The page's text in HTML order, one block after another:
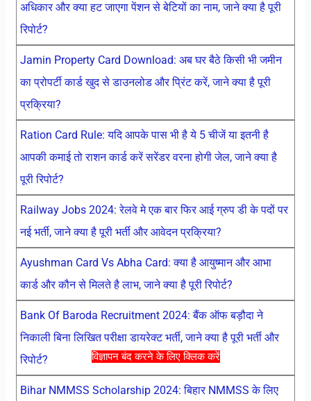
विज्ञापन बंद करने के लिए क्लिक करें
अधिकार और क्या हट जाएगा पेंशन से बेटियों का नाम, जाने क्या है पूरी
रिपोर्ट?
Jamin Property Card Download: अब घर बैठे किसी भी जमीन
का प्रोपर्टी कार्ड खुद से डाउनलोड और प्रिंट करें, जाने क्या है पूरी
प्रक्रिया?
Ration Card Rule: यदि आपके पास भी है ये 5 चीजें या इतनी है
आपकी कमाई तो राशन कार्ड करें सरेंडर वरना होगी जेल, जाने क्या है
पूरी रिपोर्ट?
Railway Jobs 2024: रेलवे मे एक बार फिर आई ग्रुप डी के पदों पर
नई भर्ती, जाने क्या है पूरी भर्ती और आवेदन प्रक्रिया?
Ayushman Card Vs Abha Card: क्या है आयुष्मान और आभा
कार्ड और कौन से मिलते है लाभ, जाने क्या है पूरी रिपोर्ट?
Bank Of Baroda Recruitment 2024: बैंक ऑफ बड़ौदा ने
निकाली बिना लिखित परीक्षा डायरेक्ट भर्ती, जाने क्या है पूरी भर्ती और
रिपोर्ट?
Bihar NMMSS Scholarship 2024: बिहार NMMSS के लिए